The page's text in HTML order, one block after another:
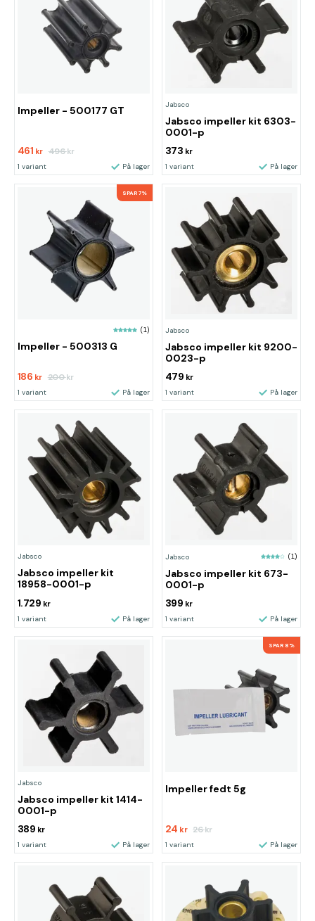
Impeller - 500177 GT
461 kr 496kr
1 variant På lager
Jabsco
Jabsco impeller kit 6303-
0001-p
373 kr
1 variant På lager
SPAR 7%
(1)
Impeller - 500313 G
186 kr 200kr
1 variant På lager
Jabsco
Jabsco impeller kit 9200-
0023-p
479 kr
1 variant På lager
Jabsco
Jabsco impeller kit
18958-0001-p
1.729 kr
1 variant På lager
Jabsco (1)
Jabsco impeller kit 673-
0001-p
399 kr
1 variant På lager
Jabsco
Jabsco impeller kit 1414-
0001-p
389 kr
1 variant På lager
SPAR 8%
Impeller fedt 5g
24 kr 26kr
1 variant På lager